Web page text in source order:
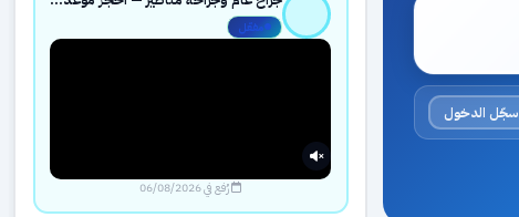
سجّل الدخول
مفعّل
رُفع في 06/08/2026